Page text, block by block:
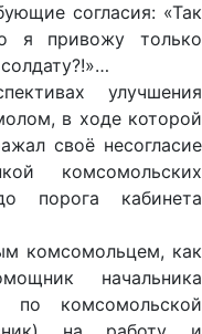
согласия: «Так
я привожу только
улучшения
в ходе которой
своё несогласие
комсомольских
порога кабинета
комсомольцем, как
начальника
по комсомольской